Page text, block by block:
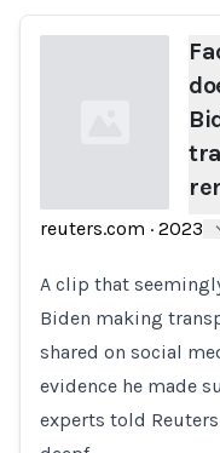
reuters.com · 2023
A clip that
Biden making
shared on social
evidence he made
experts told